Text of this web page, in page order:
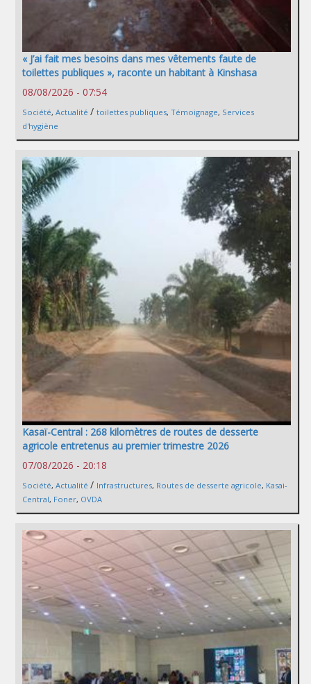
« J’ai fait mes besoins dans mes vêtements faute de
toilettes publiques », raconte un habitant à Kinshasa
08/08/2026 - 07:54
Société, Actualité / toilettes publiques, Témoignage, Services
d'hygiène
Kasaï-Central : 268 kilomètres de routes de desserte
agricole entretenus au premier trimestre 2026
07/08/2026 - 20:18
Société, Actualité / Infrastructures, Routes de desserte agricole, Kasai-
Central, Foner, OVDA